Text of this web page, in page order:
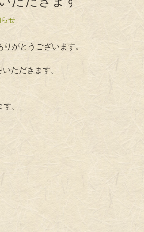
せ
がとうございます。
ただきます。
。